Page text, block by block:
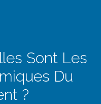
Sont Les
Du
?